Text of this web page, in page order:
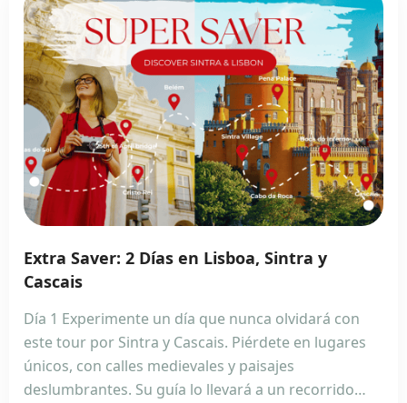
Extra Saver: 2 Días en Lisboa, Sintra y
Cascais
Día 1 Experimente un día que nunca olvidará con
este tour por Sintra y Cascais. Piérdete en lugares
únicos, con calles medievales y paisajes
deslumbrantes. Su guía lo llevará a un recorrido